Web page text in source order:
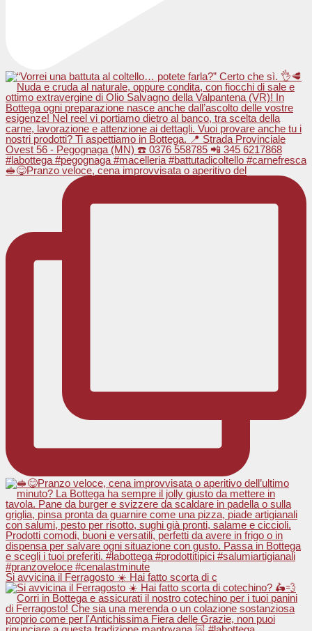
🥪😋Pranzo veloce, cena improvvisata o aperitivo del
Si avvicina il Ferragosto ☀️ Hai fatto scorta di c